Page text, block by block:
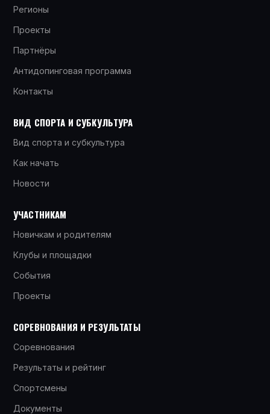
Регионы
Проекты
Партнёры
Антидопинговая программа
Контакты
ВИД СПОРТА И СУБКУЛЬТУРА
Вид спорта и субкультура
Как начать
Новости
УЧАСТНИКАМ
Новичкам и родителям
Клубы и площадки
События
Проекты
СОРЕВНОВАНИЯ И РЕЗУЛЬТАТЫ
Соревнования
Результаты и рейтинг
Спортсмены
Документы